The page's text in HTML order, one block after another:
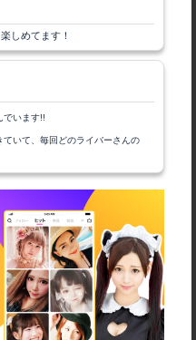
しめてます！
でいます!!
いて、毎回どのライバーさんの